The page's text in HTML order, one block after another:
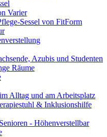
Varier
Sessel von FitForm
Azubis und Studenten
Räume
Alltag und am Arbeitsplatz
& Inklusionshilfe
- Höhenverstellbar